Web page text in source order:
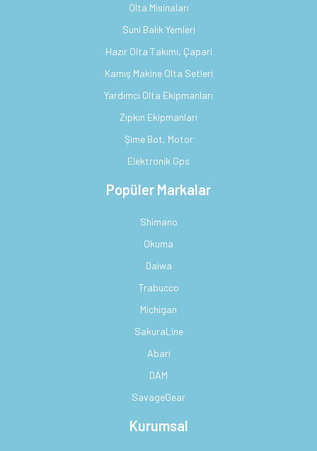
Olta Misinaları
Suni Balık Yemleri
Hazır Olta Takımı, Çapari
Kamış Makine Olta Setleri
Yardımcı Olta Ekipmanları
Zıpkın Ekipmanları
Şime Bot, Motor
Elektronik Gps
Popüler Markalar
Shimano
Okuma
Daiwa
Trabucco
Michigan
SakuraLine
Abari
DAM
SavageGear
Kurumsal